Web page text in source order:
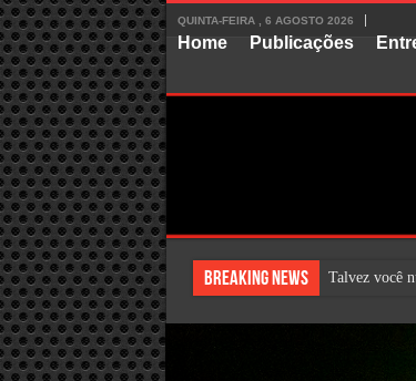
QUINTA-FEIRA , 6 AGOSTO 2026
Home Publicações
Breaking News A carreira